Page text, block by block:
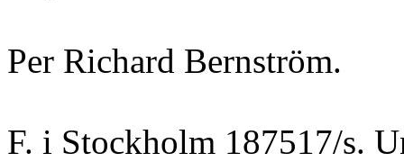
Per Richard Bernström.
F. i Stockholm 187517/s.